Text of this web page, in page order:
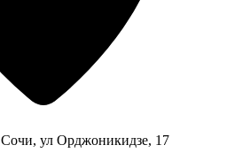
Сочи, ул Орджоникидзе, 17